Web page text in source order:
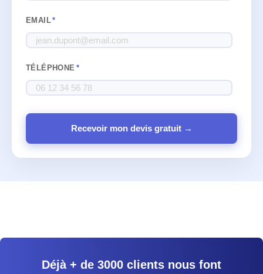
EMAIL*
TÉLÉPHONE *
Recevoir mon devis gratuit →
Déjà + de 3000 clients nous font